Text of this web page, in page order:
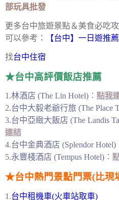
部玩具批發
更多台中旅遊景點＆美食必吃
可以參考：
【台中】一日遊推
找台中住宿
★台中高評價飯店推薦
1.林酒店 (The Lin Hotel) ︰ 點我
2.台中大毅老爺行旅 (The Place
3.台中亞緻大飯店 (The Landis
連結
4.台中金典酒店 (Splendor Hotel)
5.永豐棧酒店 (Tempus Hotel) ︰
★台中熱門景點門票(比現
1.台中租機車(火車站取車)